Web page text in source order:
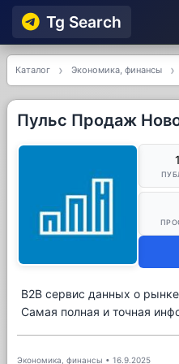
Tg Searсh
Каталог Экономика, финансы
Пульс Продаж
B2B сервис данных о
Самая полная и точная
Экономика, финансы • 16.9.2025